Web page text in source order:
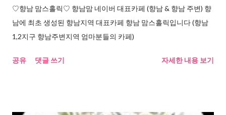
♡향남 맘스홀릭♡ 향남맘 네이버 대표카페 (향남 & 향남 주변) 향
남에 최초 생성된 향남지역 대표카페 향남 맘스홀릭입니다 (향남
1,2지구 향남주변지역 엄마분들의 카페)
공유 댓글 쓰기 자세한 내용 보기